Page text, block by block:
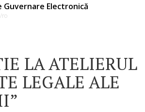
Guvernare Electronică
ro
LA ATELIERUL
LEGALE ALE